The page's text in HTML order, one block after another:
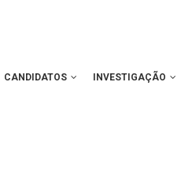
CANDIDATOS INVESTIGAÇÃO